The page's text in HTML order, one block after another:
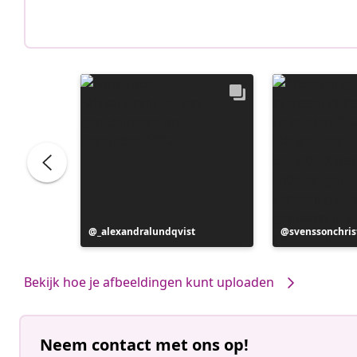
Bericht
gepubliceerd
_alexandralundqvist
Bericht
gepubliceerd
Bekijk hoe je afbeeldingen kunt uploaden
Neem contact met ons op!